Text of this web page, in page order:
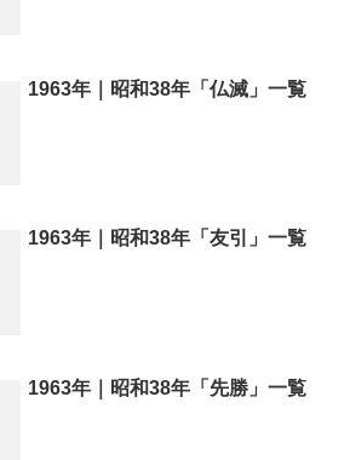
1963年｜昭和38年「仏滅」一覧
1963年｜昭和38年「友引」一覧
1963年｜昭和38年「先勝」一覧